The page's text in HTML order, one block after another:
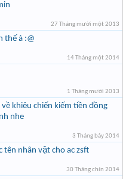
27 Tháng mười một 2013
thế à :@
14 Tháng một 2014
1 Tháng mười 2013
khiêu chiến kiếm tiền đồng
nhe
3 Tháng bảy 2014
tên nhân vật cho ac zsft
30 Tháng chín 2014